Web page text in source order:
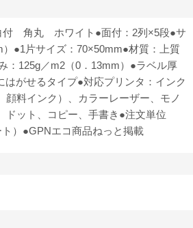
角丸 ホワイト●面付：2列×5段●サ
）●1片サイズ：70×50mm●材質：上質
：125g／m2（0．13mm）●ラベル厚
はがせるタイプ●対応プリンタ：インク
顔料インク）、カラーレーザー、モノ
ドット、コピー、手書き●注文単位
ト）●GPNエコ商品ねっと掲載